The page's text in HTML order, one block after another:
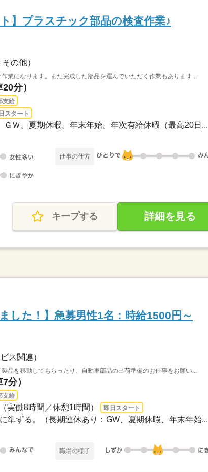
】プラスチック部品の検査作業♪
その他）
業になります。また完成した部品を運んでいただく作業もあります...
分）
支給
スタート
ＧＷ。夏期休暇。年末年始。年次有給休暇（最高20日...
仕事の仕方
キープする 詳細を見る
した！】急募男性1名：時給1500円～
ス関連）
品を移動してもらったり、自動車部品の出荷準備のお仕事をお願い...
分）
支給
実働8時間／休憩1時間） 即日スタート
準ずる。（長期連休あり：GW、夏期休暇、年末年始...
職場の様子